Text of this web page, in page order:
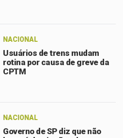
NACIONAL
Usuários de trens mudam
rotina por causa de greve da
CPTM
NACIONAL
Governo de SP diz que não